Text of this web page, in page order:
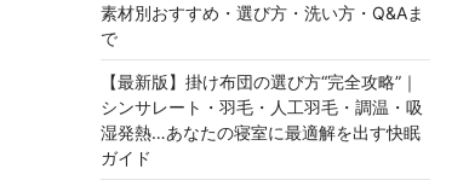
素材別おすすめ・選び方・洗い方・Q&Aま
で
【最新版】掛け布団の選び方“完全攻略”｜
シンサレート・羽毛・人工羽毛・調温・吸
湿発熱…あなたの寝室に最適解を出す快眠
ガイド